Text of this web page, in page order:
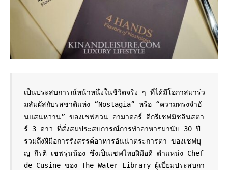
เป็นประสบการณ์หน้าหนึ่งในชีวิตจริง ๆ ที่ได้มีโอกาสมาร่ว
มสัมผัสกับรสชาติแห่ง “Nostagia” หรือ “ความทรงจำอั
นแสนหวาน” ของเชฟฮวน อามาดอร์ ดีกรีเชฟมิชลินสตา
ร์ 3 ดาว ที่สั่งสมประสบการณ์การทำอาหารมานับ 30 ปี
รวมถึงฝีมือการรังสรรค์อาหารอันน่าตระการตา ของเชฟบุ
ญ-กีรติ เชฟรุ่นน้อง ซึ่งเป็นเชฟไทยฝีมือดี ตำแหน่ง Chef
de Cusine ของ The Water Library ผู้เปี่ยมประสบกา